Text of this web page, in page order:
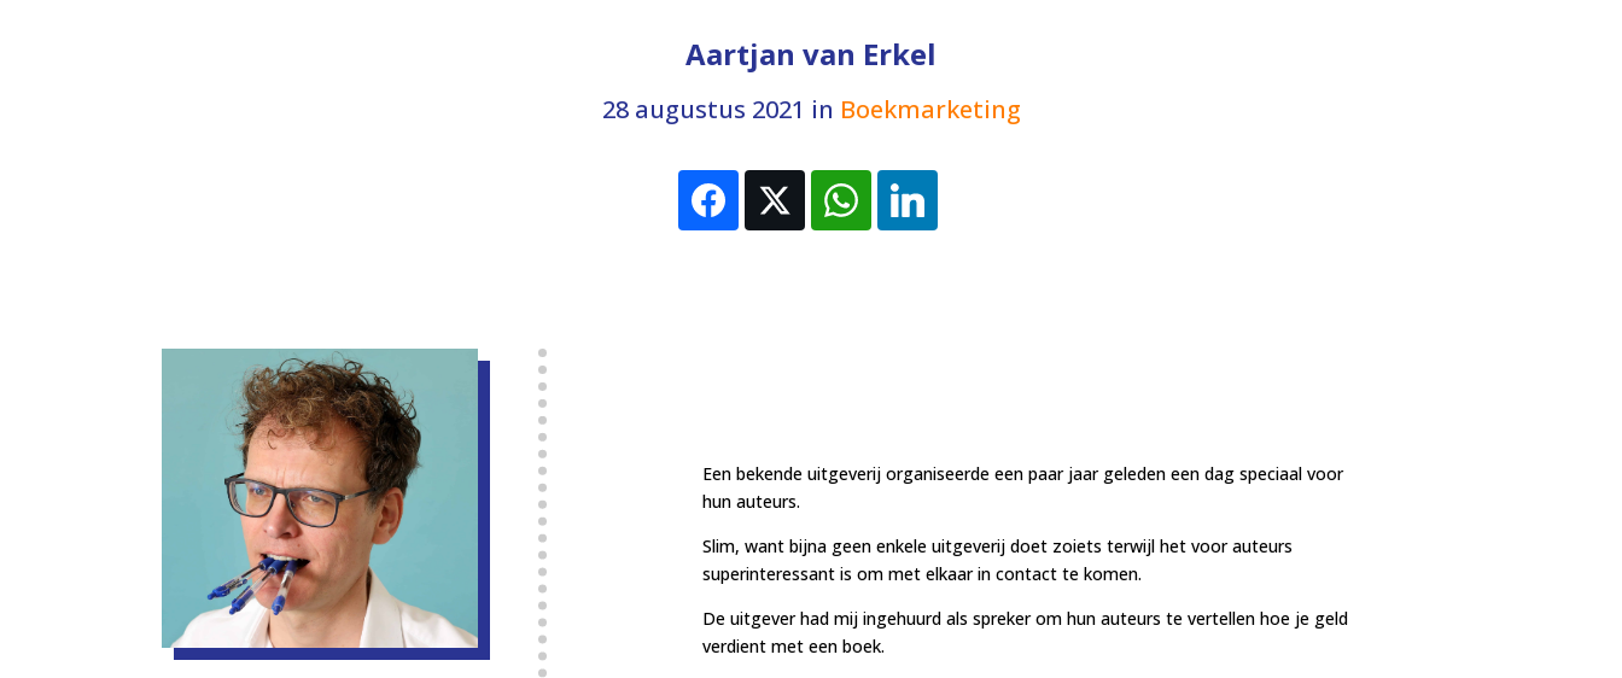
Aartjan van Erkel
28 augustus 2021 in Boekmarketing
Een bekende uitgeverij organiseerde een paar jaar geleden een dag speciaal voor
hun auteurs.
Slim, want bijna geen enkele uitgeverij doet zoiets terwijl het voor auteurs
superinteressant is om met elkaar in contact te komen.
De uitgever had mij ingehuurd als spreker om hun auteurs te vertellen hoe je geld
verdient met een boek.